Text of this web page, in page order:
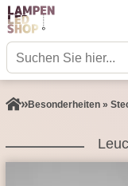
Besonderheiten »